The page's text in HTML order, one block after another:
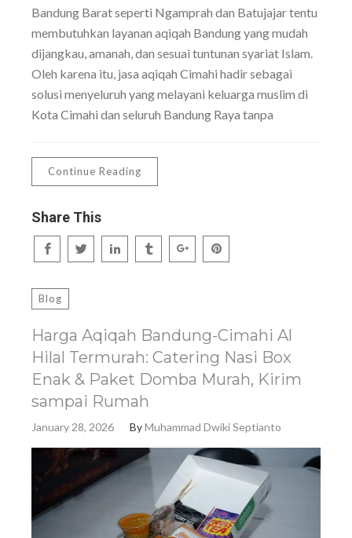
Bandung Barat seperti Ngamprah dan Batujajar tentu
membutuhkan layanan aqiqah Bandung yang mudah
dijangkau, amanah, dan sesuai tuntunan syariat Islam.
Oleh karena itu, jasa aqiqah Cimahi hadir sebagai
solusi menyeluruh yang melayani keluarga muslim di
Kota Cimahi dan seluruh Bandung Raya tanpa
Continue Reading
Share This
Blog
Harga Aqiqah Bandung-Cimahi Al
Hilal Termurah: Catering Nasi Box
Enak & Paket Domba Murah, Kirim
sampai Rumah
January 28, 2026 ByMuhammad Dwiki Septianto